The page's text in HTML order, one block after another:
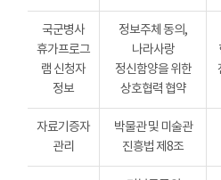
국군병사
휴가프로그
램 신청자
정보
정보주체 동의,
나라사랑
정신함양을 위한
상호협력 협약
자료기증자
관리
박물관 및 미술관
진흥법 제8조